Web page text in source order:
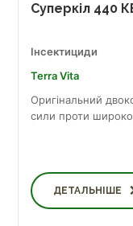
Суперкіл 440
Інсектициди
Terra Vita
Оригінальний
сили проти
ДЕТАЛЬНІШЕ